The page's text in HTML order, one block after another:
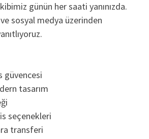
günün her saati yanınızda.
sosyal medya üzerinden
güvencesi
tasarım
seçenekleri
transferi